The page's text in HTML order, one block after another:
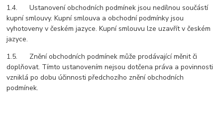
1.4. Ustanovení obchodních podmínek jsou nedílnou součástí
kupní smlouvy. Kupní smlouva a obchodní podmínky jsou
vyhotoveny v českém jazyce. Kupní smlouvu lze uzavřít v českém
jazyce.
1.5. Znění obchodních podmínek může prodávající měnit či
doplňovat. Tímto ustanovením nejsou dotčena práva a povinnosti
vzniklá po dobu účinnosti předchozího znění obchodních
podmínek.